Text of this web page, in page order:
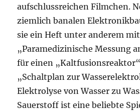
aufschlussreichen Filmchen.
ziemlich banalen
sie ein Heft unter anderem
„Paramedizinische Messung
für einen
„Schaltplan zur
Elektrolyse von Wasser zu
Sauerstoff ist eine beliebte